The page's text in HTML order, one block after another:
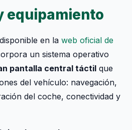
equipamiento
en la web oficial de
un sistema operativo
pantalla central táctil que
del vehículo: navegación,
del coche, conectividad y